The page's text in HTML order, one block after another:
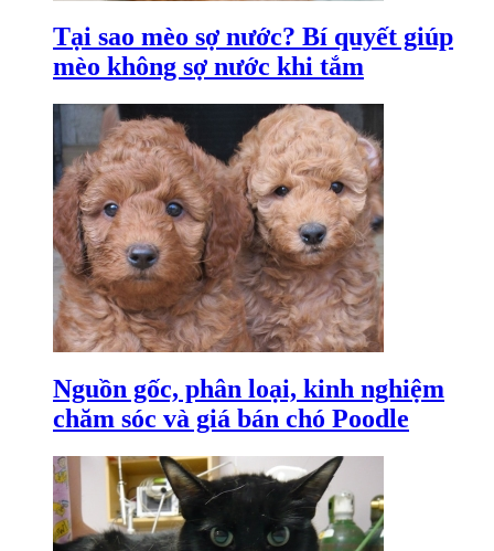
Tại sao mèo sợ nước? Bí quyết giúp
mèo không sợ nước khi tắm
Nguồn gốc, phân loại, kinh nghiệm
chăm sóc và giá bán chó Poodle